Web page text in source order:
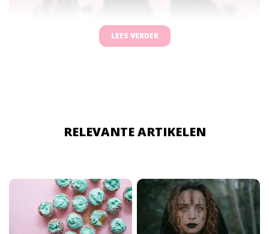
LEES VERDER
RELEVANTE ARTIKELEN